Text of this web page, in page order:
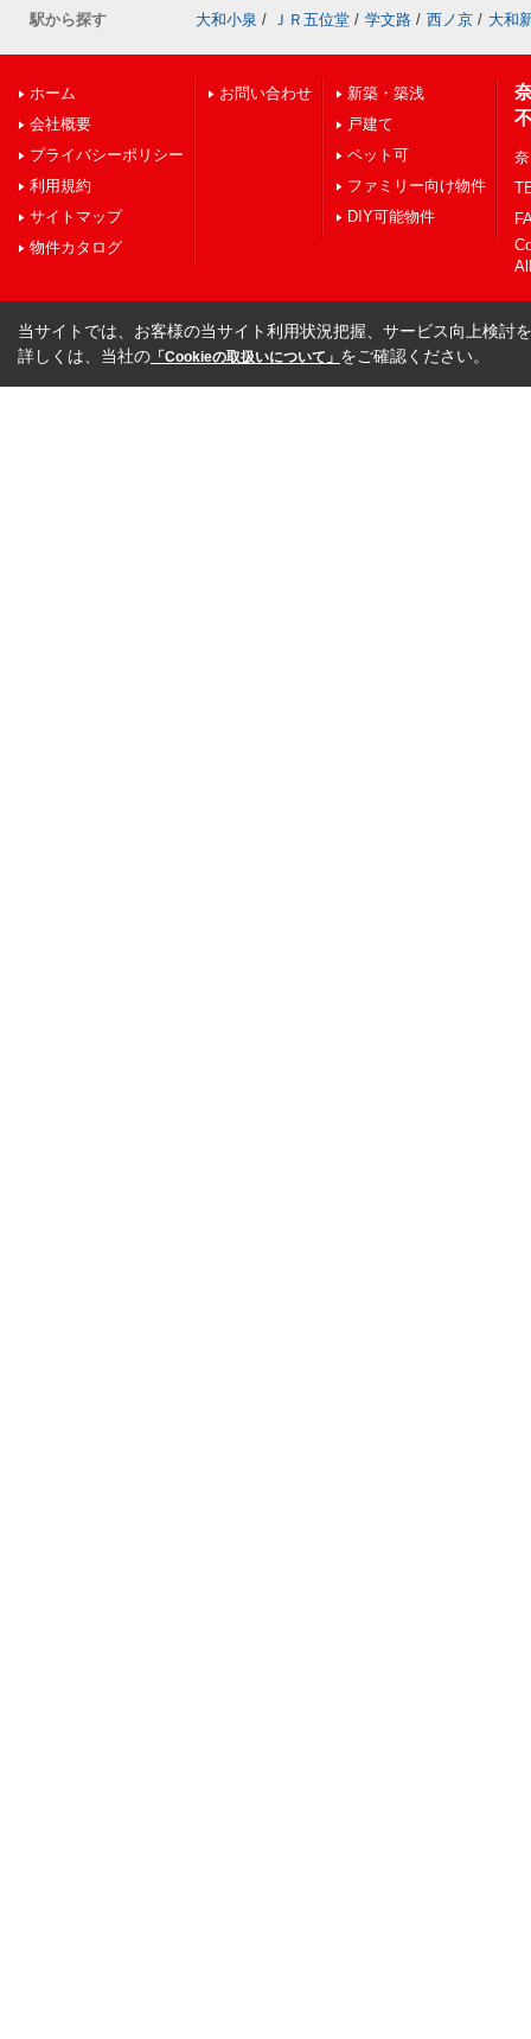
駅から探す
大和小泉 / ＪＲ五位堂 / 学文路 / 西ノ京 / 大和
ホーム
会社概要
プライバシーポリシー
利用規約
サイトマップ
物件カタログ
お問い合わせ
新築・築浅
戸建て
ペット可
ファミリー向け物件
DIY可能物件
当サイトでは、お客様の当サイト利用状況把握、サービス向上検討
詳しくは、当社の 「Cookieの取扱いについて」 をご確認ください。